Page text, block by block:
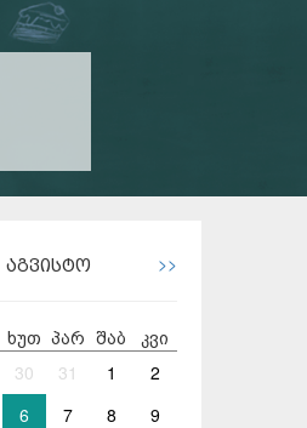
აგვისტო >>
ხუთ პარ შაბ კვი
30 31 1
2
6 7 8
9